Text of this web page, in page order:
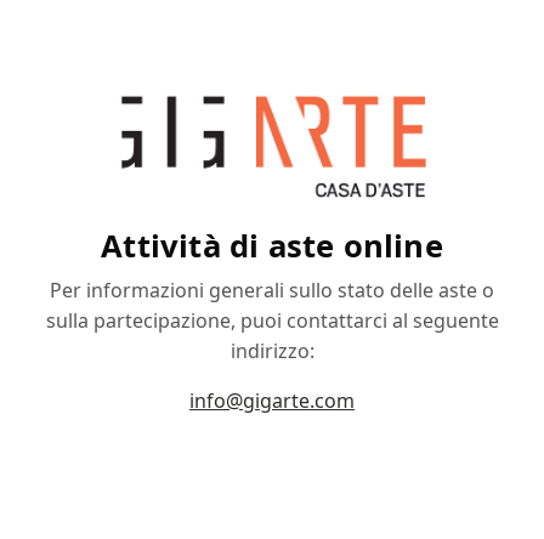
Attività di aste online
Per informazioni generali sullo stato delle aste o
sulla partecipazione, puoi contattarci al seguente
indirizzo:
info@gigarte.com